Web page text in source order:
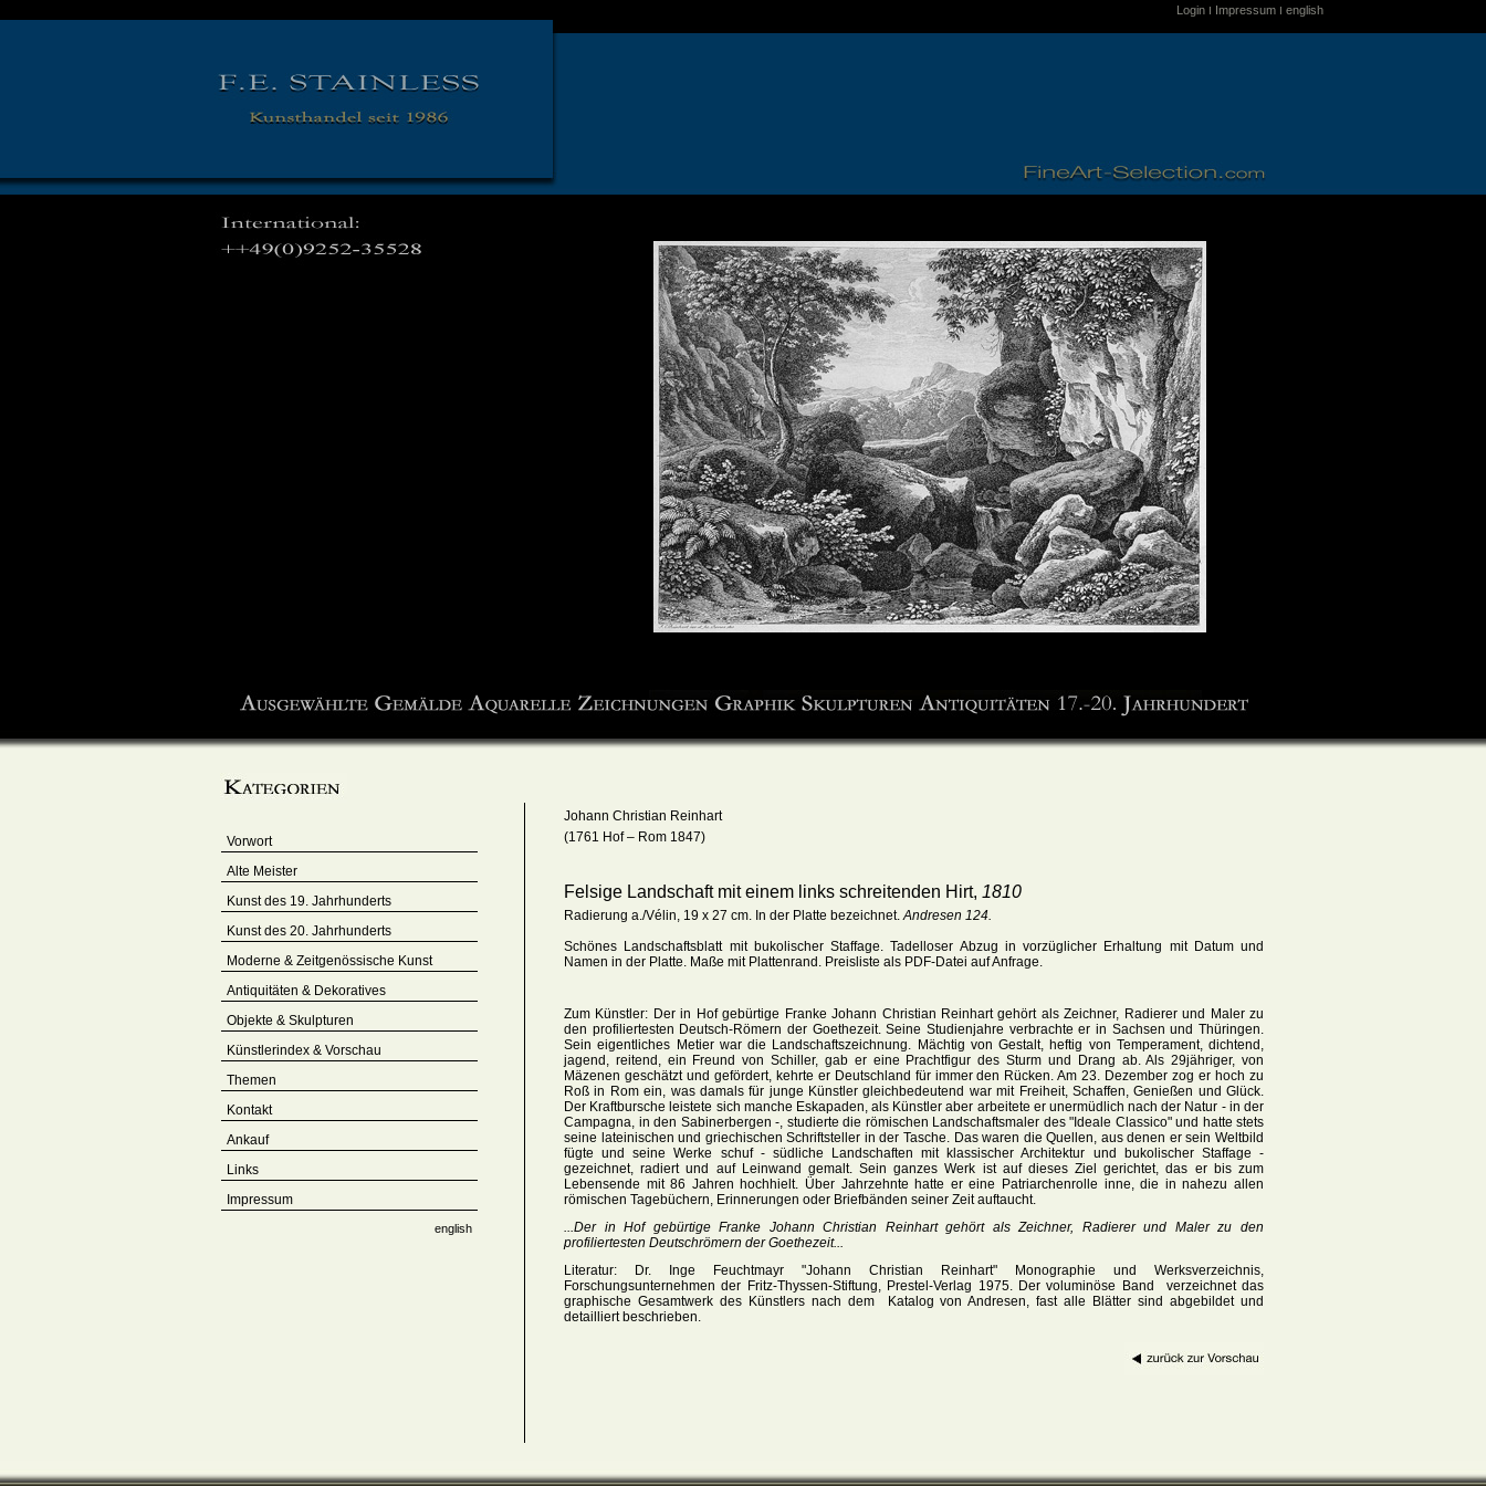
Login I Impressum I english
Vorwort
Alte Meister
Kunst des 19. Jahrhunderts
Kunst des 20. Jahrhunderts
Moderne & Zeitgenössische Kunst
Antiquitäten & Dekoratives
Objekte & Skulpturen
Künstlerindex & Vorschau
Themen
Kontakt
Ankauf
Links
Impressum
english
Johann Christian Reinhart
(1761 Hof – Rom 1847)
Felsige Landschaft mit einem links schreitenden Hirt, 1810
Radierung a./Vélin, 19 x 27 cm. In der Platte bezeichnet.Andresen 124.
Schönes Landschaftsblatt mit bukolischer Staffage.Tadelloser Abzug in vorzüglicher Erhaltung mit Datum und
Namen in der Platte. Maße mit Plattenrand . Preisliste als PDF-Datei auf Anfrage.
Zum Künstler: Der in Hof gebürtige Franke Johann Christian Reinhart gehört als Zeichner, Radierer und Maler zu
den profiliertesten Deutsch-Römern der Goethezeit. Seine Studienjahre verbrachte er in Sachsen und Thüringen.
Sein eigentliches Metier war die Landschaftszeichnung. Mächtig von Gestalt, heftig von Temperament, dichtend,
jagend, reitend, ein Freund von Schiller, gab er eine Prachtfigur des Sturm und Drang ab. Als 29jähriger, von
Mäzenen geschätzt und gefördert, kehrte er Deutschland für immer den Rücken. Am 23. Dezember zog er hoch zu
Roß in Rom ein, was damals für junge Künstler gleichbedeutend war mit Freiheit, Schaffen, Genießen und Glück.
Der Kraftbursche leistete sich manche Eskapaden, als Künstler aber arbeitete er unermüdlich nach der Natur - in der
Campagna, in den Sabinerbergen -, studierte die römischen Landschaftsmaler des "Ideale Classico" und hatte stets
seine lateinischen und griechischen Schriftsteller in der Tasche. Das waren die Quellen, aus denen er sein Weltbild
fügte und seine Werke schuf - südliche Landschaften mit klassischer Architektur und bukolischer Staffage -
gezeichnet, radiert und auf Leinwand gemalt. Sein ganzes Werk ist auf dieses Ziel gerichtet, das er bis zum
Lebensende mit 86 Jahren hochhielt. Über Jahrzehnte hatte er eine Patriarchenrolle inne, die in nahezu allen
römischen Tagebüchern, Erinnerungen oder Briefbänden seiner Zeit auftaucht.
...Der in Hof gebürtige Franke Johann Christian Reinhart gehört als Zeichner, Radierer und Maler zu den
profiliertesten Deutschrömern der Goethezeit...
Literatur: Dr. Inge Feuchtmayr "Johann Christian Reinhart" Monographie und Werksverzeichnis,
Forschungsunternehmen der Fritz-Thyssen-Stiftung, Prestel-Verlag 1975. Der voluminöse Band verzeichnet das
graphische Gesamtwerk des Künstlers nach dem Katalog von Andresen, fast alle Blätter sind abgebildet und
detailliert beschrieben.